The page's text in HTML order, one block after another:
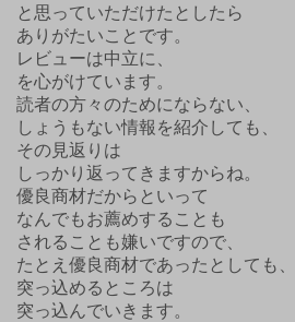
と思っていただけたとしたら
ありがたいことです。
レビューは中立に、
を心がけています。
読者の方々のためにならない、
しょうもない情報を紹介しても、
その見返りは
しっかり返ってきますからね。
優良商材だからといって
なんでもお薦めすることも
されることも嫌いですので、
たとえ優良商材であったとしても、
突っ込めるところは
突っ込んでいきます。